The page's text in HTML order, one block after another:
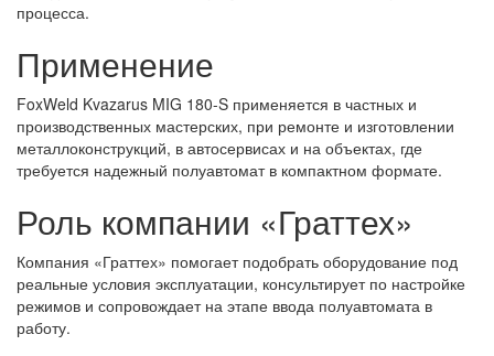
процесса.
Применение
FoxWeld Kvazarus MIG 180-S применяется в частных и
производственных мастерских, при ремонте и изготовлении
металлоконструкций, в автосервисах и на объектах, где
требуется надежный полуавтомат в компактном формате.
Роль компании «Граттех»
Компания «Граттех» помогает подобрать оборудование под
реальные условия эксплуатации, консультирует по настройке
режимов и сопровождает на этапе ввода полуавтомата в
работу.